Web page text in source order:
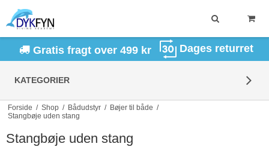
Gratis fragt over 499 kr Dages returret
KATEGORIER
Forside / Shop / Bådudstyr / Bøjer til både /
Stangbøje uden stang
Stangbøje uden stang